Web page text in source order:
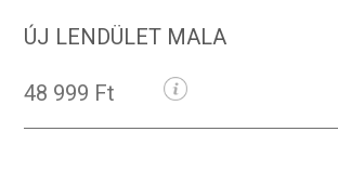
ÚJ LENDÜLET MALA
48 999 Ft